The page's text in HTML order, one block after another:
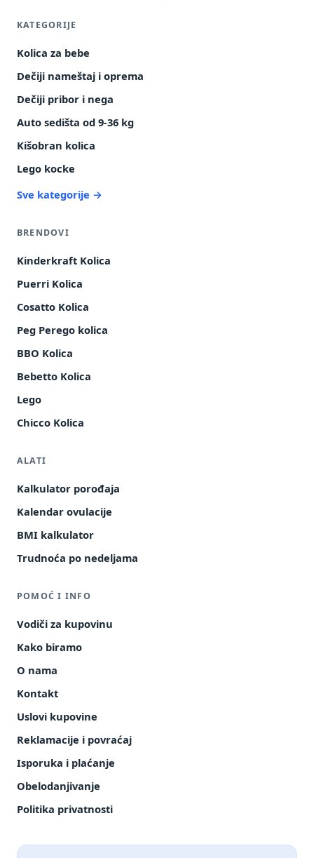
KATEGORIJE
Kolica za bebe
Dečiji nameštaj i oprema
Dečiji pribor i nega
Auto sedišta od 9-36 kg
Kišobran kolica
Lego kocke
Sve kategorije →
BRENDOVI
Kinderkraft Kolica
Puerri Kolica
Cosatto Kolica
Peg Perego kolica
BBO Kolica
Bebetto Kolica
Lego
Chicco Kolica
ALATI
Kalkulator porođaja
Kalendar ovulacije
BMI kalkulator
Trudnoća po nedeljama
POMOĆ I INFO
Vodiči za kupovinu
Kako biramo
O nama
Kontakt
Uslovi kupovine
Reklamacije i povraćaj
Isporuka i plaćanje
Obelodanjivanje
Politika privatnosti